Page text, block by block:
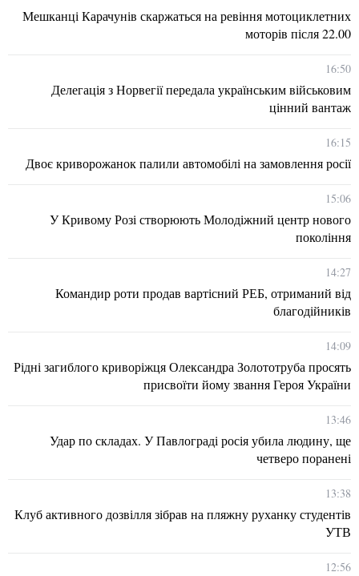
Мешканці Карачунів скаржаться на ревіння мотоциклетних
моторів після 22.00
16:50
Делегація з Норвегії передала українським військовим
цінний вантаж
16:15
Двоє криворожанок палили автомобілі на замовлення росії
15:06
У Кривому Розі створюють Молодіжний центр нового
покоління
14:27
Командир роти продав вартісний РЕБ, отриманий від
благодійників
14:09
Рідні загиблого криворіжця Олександра Золототруба просять
присвоїти йому звання Героя України
13:46
Удар по складах. У Павлограді росія убила людину, ще
четверо поранені
13:38
Клуб активного дозвілля зібрав на пляжну руханку студентів
УТВ
12:56